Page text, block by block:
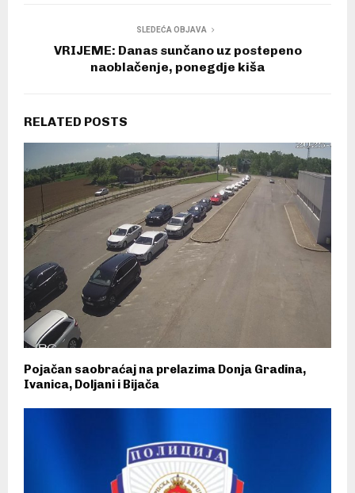
SLEDEĆA OBJAVA
VRIJEME: Danas sunčano uz postepeno
naoblačenje, ponegdje kiša
RELATED POSTS
Pojačan saobraćaj na prelazima Donja Gradina,
Ivanica, Doljani i Bijača